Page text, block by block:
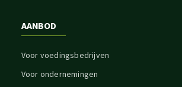
AANBOD
Voor voedingsbedrijven
Voor ondernemingen